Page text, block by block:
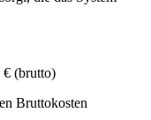
€ (brutto)
Bruttokosten